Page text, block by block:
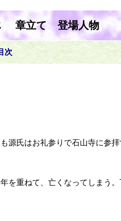
章立て 登場人物
次
氏はお礼参りで石山寺に参
を重ねて、亡くなってしまう